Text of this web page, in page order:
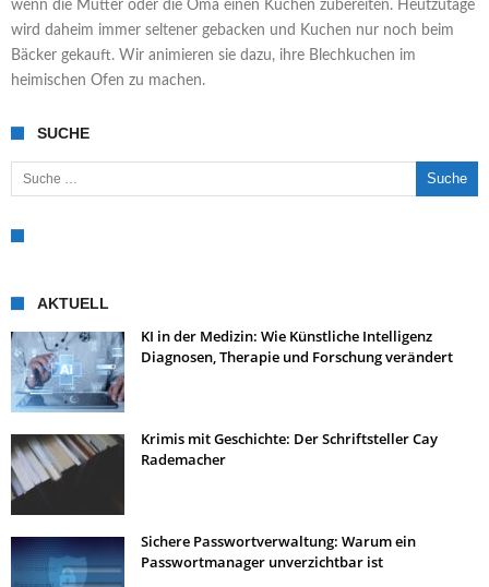
wenn die Mutter oder die Oma einen Kuchen zubereiten. Heutzutage
wird daheim immer seltener gebacken und Kuchen nur noch beim
Bäcker gekauft. Wir animieren sie dazu, ihre Blechkuchen im
heimischen Ofen zu machen.
SUCHE
Suche nach:
AKTUELL
KI in der Medizin: Wie Künstliche Intelligenz
Diagnosen, Therapie und Forschung verändert
Krimis mit Geschichte: Der Schriftsteller Cay
Rademacher
Sichere Passwortverwaltung: Warum ein
Passwortmanager unverzichtbar ist